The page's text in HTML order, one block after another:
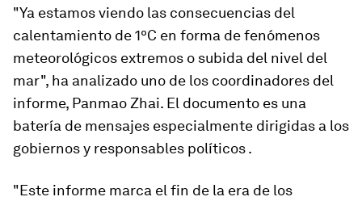
"Ya estamos viendo las consecuencias del
calentamiento de 1ºC en forma de fenómenos
meteorológicos extremos o subida del nivel del
mar", ha analizado uno de los coordinadores del
informe, Panmao Zhai. El documento es una
batería de mensajes especialmente dirigidas a los
gobiernos y responsables políticos.
"Este informe marca el fin de la era de los